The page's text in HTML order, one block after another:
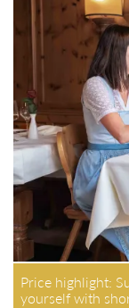
Price highlight:
yourself with